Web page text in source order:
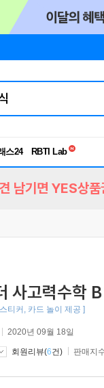
스24
RBTI Lab
독서유형검사
남기면 YES상품
사고력수학
티커, 카드 놀이 제공 ]
2020년 09월 18일
회원리뷰(6건) 판매지